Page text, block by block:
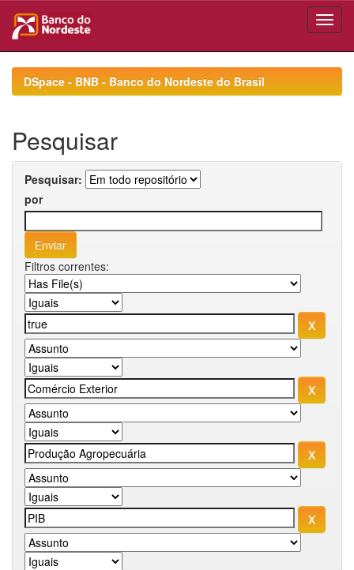
navigationDSpace - BNB - Banco do Nordeste do Brasil
Pesquisar
Pesquisar:
por
Filtros correntes: